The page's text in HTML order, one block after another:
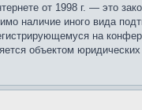
от 1998 г. — это
наличие иного вида
на
объектом